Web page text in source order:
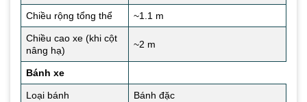
Chiều rộng tổng thể ~1.1 m
Chiều cao xe (khi cột
nâng hạ)
~2 m
Bánh xe
Loại bánh Bánh đặc